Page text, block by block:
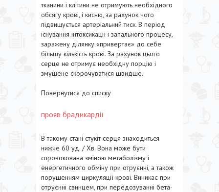
тканини і клітини не отримують необхідного
обсягу крові, і кисню, за рахунок чого
підвищується артеріальний тиск. В період
існування інтоксикації і запального процесу,
заражену ділянку «привертає» до себе
більшу кількість крові. За рахунок цього
серце не отримує необхідну порцію і
змушене скорочуватися швидше.
Повернутися до списку
прояв брадикардії
В такому стані стукіт серця знаходиться
нижче 60 уд. / Хв. Вона може бути
спровокована зміною метаболізму і
енергетичного обміну при отруєнні, а також
порушенням циркуляції крові. Виникає при
отруєнні свинцем, при передозуванні бета-